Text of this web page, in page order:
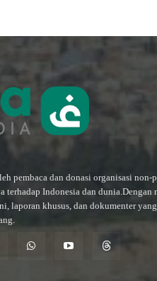
pembaca dan donasi organisasi non-
terhadap Indonesia dan dunia.Dengan
laporan khusus, dan dokumenter